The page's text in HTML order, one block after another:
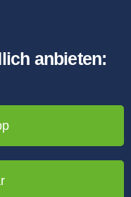
anbieten: